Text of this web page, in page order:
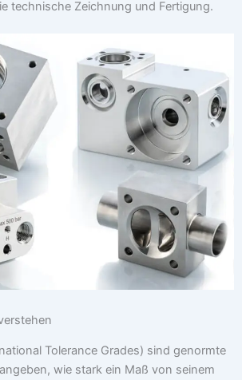
technische Zeichnung und Fertigung.
Tolerance Grades) sind genormte
wie stark ein Maß von seinem